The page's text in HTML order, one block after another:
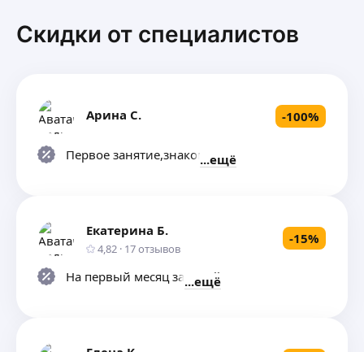
Скидки от специалистов
Арина С. -100%
Первое занятие,знакомство)
ещё
Екатерина Б.
4,82 · 17отзывов
-15%
На первый месяц занятий
ещё